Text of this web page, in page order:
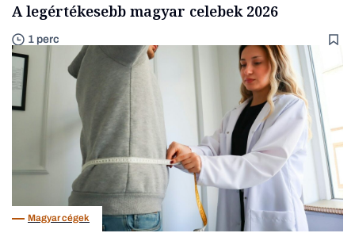
A legértékesebb magyar celebek 2026
1 perc
Magyar cégek